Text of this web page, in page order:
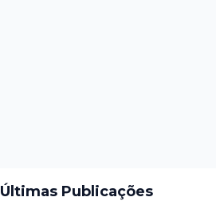
Últimas Publicações